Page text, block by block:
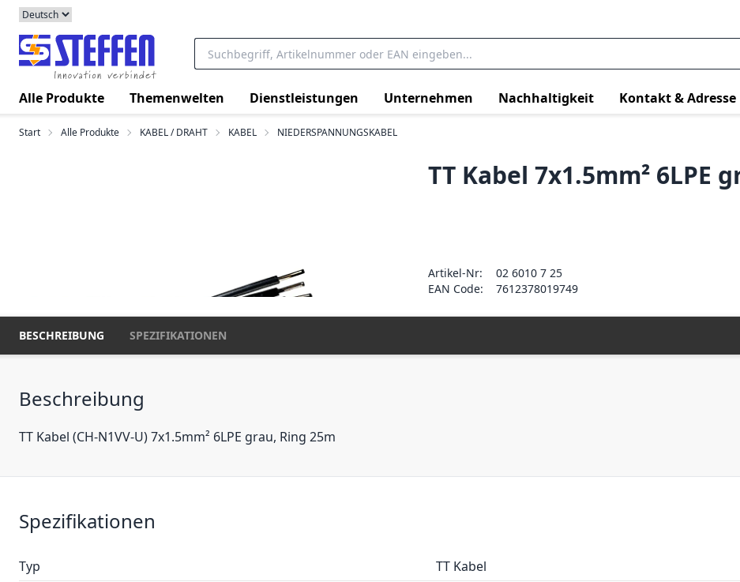
Alle Produkte Themenwelten Dienstleistungen Unternehmen Nachhaltigkeit Kontakt & Adresse
Start Alle Produkte KABEL / DRAHT KABEL NIEDERSPANNUNGSKABEL
TT Kabel 7x1.5mm² 6LPE
Artikel-Nr:
02 6010 7 25
EAN Code:
7612378019749
BESCHREIBUNG SPEZIFIKATIONEN
Beschreibung
TT Kabel (CH-N1VV-U) 7x1.5mm² 6LPE grau, Ring 25m
Spezifikationen
Typ
TT Kabel